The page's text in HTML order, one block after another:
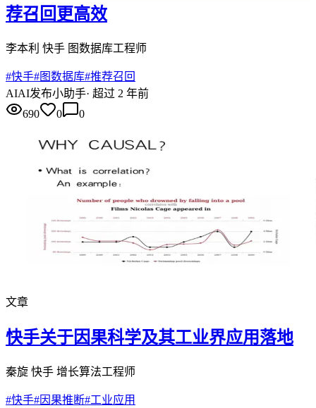
荐召回更高效
李本利 快手 图数据库工程师
#快手#图数据库#推荐召回
AIAI发布小助手· 超过 2 年前
690
0 0
文章
快手关于因果科学及其工业界应用落地
秦旋 快手 增长算法工程师
#快手#因果推断#工业应用